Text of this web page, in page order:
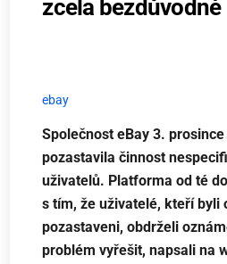
zcela bezdůvodně
ebay
Společnost eBay 3.
pozastavila činnost
uživatelů. Platforma od té
s tím, že uživatelé, kteří byli
pozastaveni, obdrželi
problém vyřešit, napsali na